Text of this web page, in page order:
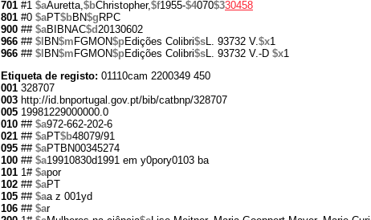
701 #1 $aAuretta,$bChristopher,$f1955-$4070$330458
801 #0 $aPT$bBN$g RPC
900 ## $aBIBNAC$d20130602
966 ## $l BN$m FGMON$pEdições Colibri$sL. 93732 V.$x1
966 ## $l BN$m FGMON$pEdições Colibri$sL. 93732 V.-D $x1
Etiqueta de registo: 01110cam 2200349 450
001 328707
003 http://id.bnportugal.gov.pt/bib/catbnp/328707
005 19981229000000.0
010 ## $a972-662-202-6
021 ## $aPT$b48079/91
095 ## $aPTBN00345274
100 ## $a19910830d1991 em y0pory0103 ba
101 1# $apor
102 ## $aPT
105 ## $aa z 001yd
106 ## $ar